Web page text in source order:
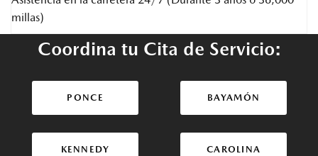
millas)
Coordina tu Cita de Servicio:
PONCE BAYAMÓN
KENNEDY CAROLINA